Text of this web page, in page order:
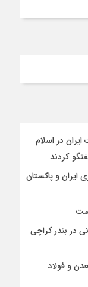
در اسلام
كردند
و پاکستان
در بندر کراچی
و فولاد